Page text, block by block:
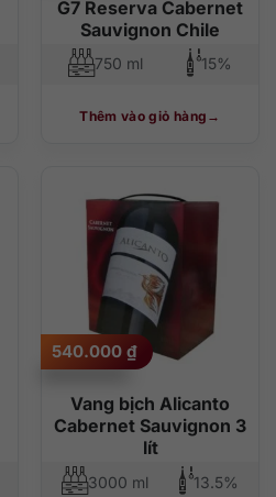
G7 Reserva Cabernet
Sauvignon Chile
750 ml 15%
Thêm vào giỏ hàng
Vang bịch Alicanto
Cabernet Sauvignon 3
lít
540.000 ₫
3000 ml 13.5%